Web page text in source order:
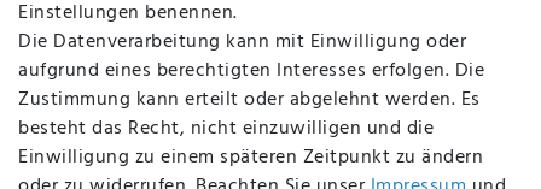
BEQUEM UND SICHER BEZAHLEN MIT
Einstellungen benennen.
Die Datenverarbeitung kann mit Einwilligung oder
aufgrund eines berechtigten Interesses erfolgen. Die
Zustimmung kann erteilt oder abgelehnt werden. Es
besteht das Recht, nicht einzuwilligen und die
Einwilligung zu einem späteren Zeitpunkt zu ändern